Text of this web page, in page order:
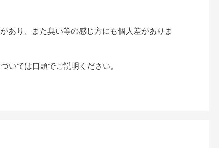
あり、また臭い等の感じ方にも個人差がありま
いては口頭でご説明ください。